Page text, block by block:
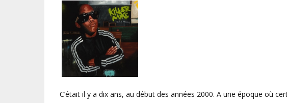
C’était il y a dix ans, au début des années 2000. A une époque où